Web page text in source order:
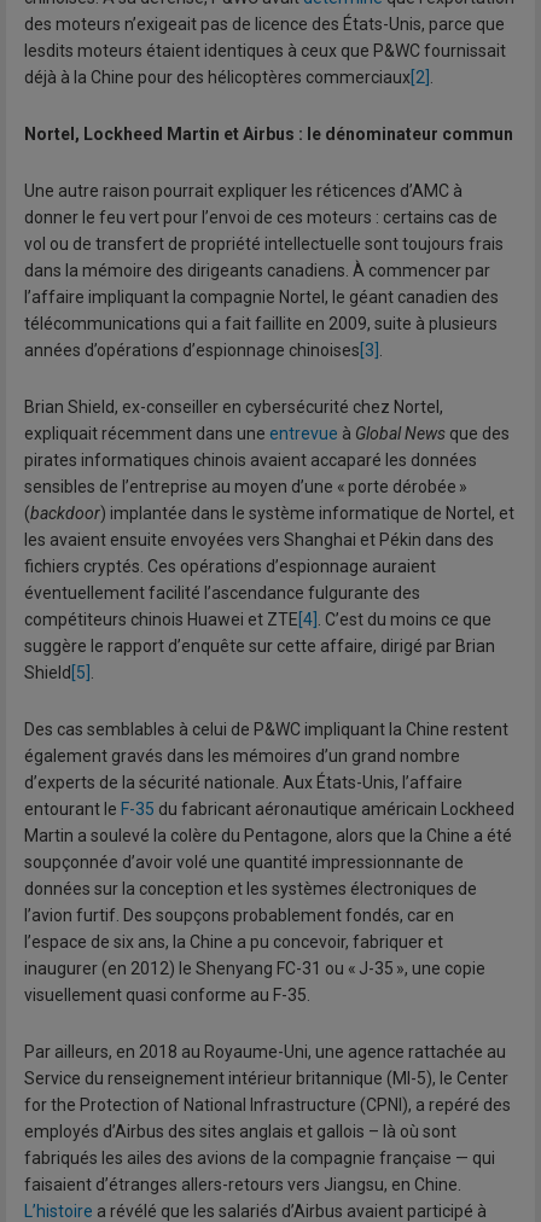
des moteurs n’exigeait pas de licence des États-Unis, parce que
lesdits moteurs étaient identiques à ceux que P&WC fournissait
déjà à la Chine pour des hélicoptères commerciaux [2]
Nortel, Lockheed Martin et Airbus : le dénominateur commun
Une autre raison pourrait expliquer les réticences d’AMC à
donner le feu vert pour l’envoi de ces moteurs : certains cas de
vol ou de transfert de propriété intellectuelle sont toujours frais
dans la mémoire des dirigeants canadiens. À commencer par
l’affaire impliquant la compagnie Nortel, le géant canadien des
télécommunications qui a fait faillite en 2009, suite à plusieurs
années d’opérations d’espionnage chinoises [3]
Brian Shield, ex-conseiller en cybersécurité chez Nortel,
expliquait récemment dans une entrevue à Global News que des
pirates informatiques chinois avaient accaparé les données
sensibles de l’entreprise au moyen d’une « porte dérobée »
(backdoor) implantée dans le système informatique de Nortel, et
les avaient ensuite envoyées vers Shanghai et Pékin dans des
fichiers cryptés. Ces opérations d’espionnage auraient
éventuellement facilité l’ascendance fulgurante des
compétiteurs chinois Huawei et ZTE [4]
. C’est du moins ce que
suggère le rapport d’enquête sur cette affaire, dirigé par Brian
Shield [5]
Des cas semblables à celui de P&WC impliquant la Chine restent
également gravés dans les mémoires d’un grand nombre
d’experts de la sécurité nationale. Aux États-Unis, l’affaire
entourant le F-35 du fabricant aéronautique américain Lockheed
Martin a soulevé la colère du Pentagone, alors que la Chine a été
soupçonnée d’avoir volé une quantité impressionnante de
données sur la conception et les systèmes électroniques de
l’avion furtif. Des soupçons probablement fondés, car en
l’espace de six ans, la Chine a pu concevoir, fabriquer et
inaugurer (en 2012) le Shenyang FC-31 ou « J-35 », une copie
visuellement quasi conforme au F-35.
Par ailleurs, en 2018 au Royaume-Uni, une agence rattachée au
Service du renseignement intérieur britannique (MI-5), le Center
for the Protection of National Infrastructure (CPNI), a repéré des
employés d’Airbus des sites anglais et gallois – là où sont
fabriqués les ailes des avions de la compagnie française — qui
faisaient d’étranges allers-retours vers Jiangsu, en Chine.
L’histoire a révélé que les salariés d’Airbus avaient participé à